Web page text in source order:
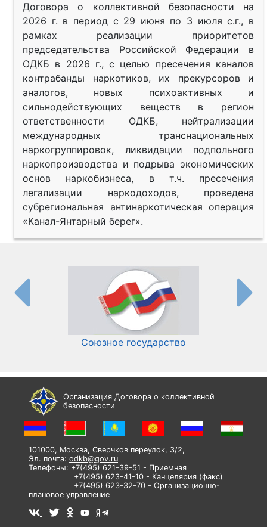
Договора о коллективной безопасности на
2026 г. в период с 29 июня по 3 июля с.г., в
рамках реализации приоритетов
председательства Российской Федерации в
ОДКБ в 2026 г., с целью пресечения каналов
контрабанды наркотиков, их прекурсоров и
аналогов, новых психоактивных и
сильнодействующих веществ в регион
ответственности ОДКБ, нейтрализации
международных транснациональных
наркогруппировок, ликвидации подпольного
наркопроизводства и подрыва экономических
основ наркобизнеса, в т.ч. пресечения
легализации наркодоходов, проведена
субрегиональная антинаркотическая операция
«Канал-Янтарный берег».
Союзное государство
Организация Договора о коллективной
безопасности
101000, Москва, Сверчков переулок, 3/2,
Эл. почта: odkb@gov.ru
Телефоны: +7(495) 621-39-51 - Приемная
+7(495) 623-41-10 - Канцелярия (факс)
+7(495) 623-32-70 - Организационно-
плановое управление